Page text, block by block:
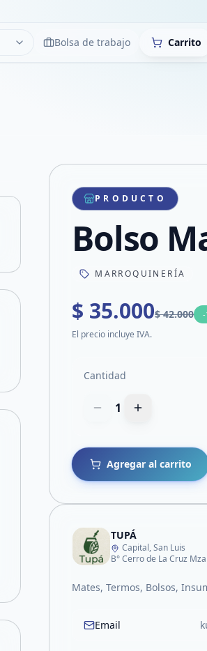
LimpiarBolsa de trabajo Carrito
Compartir producto
Compartir por WhatsApp
Compartir por mail
Compartir en Facebook
Compartir en X
PRODUCTO
Bolso
MARROQUINERÍA
$ 35.000$ 42.000 -
El precio incluye IVA.
Cantidad
1
Agregar al carrito
TUPÁ
Capital, San Luis
B° Cerro de La Cruz
Mates, Termos, Bolsos,
Email